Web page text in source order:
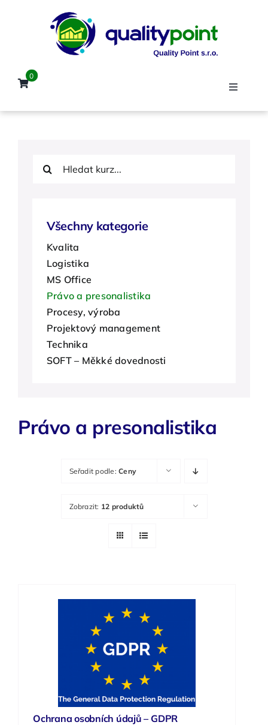
0
Toggle
Reference
Kontakty
Všechny kategorie
Kvalita
Logistika
MS Office
Právo a presonalistika
Procesy, výroba
Projektový management
Technika
SOFT – Měkké dovednosti
Právo a presonalistika
Seřadit podle:Ceny
Zobrazit: 12 produktů
Ochrana osobních údajů – GDPR